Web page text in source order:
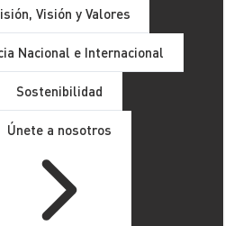
Visión y Valores
Nacional e Internacional
Sostenibilidad
Únete a nosotros